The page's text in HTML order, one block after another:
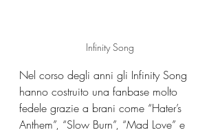
Infinity Song
Nel corso degli anni gli Infinity Song
hanno costruito una fanbase molto
fedele grazie a brani come “Hater’s
Anthem”, “Slow Burn”, “Mad Love” e